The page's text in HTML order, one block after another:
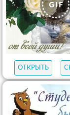
ОТКРЫТЬ